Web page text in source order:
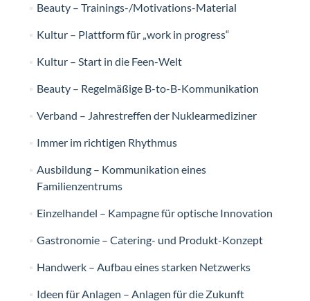
Beauty – Trainings-/Motivations-Material
Kultur – Plattform für „work in progress“
Kultur – Start in die Feen-Welt
Beauty – Regelmäßige B-to-B-Kommunikation
Verband – Jahrestreffen der Nuklearmediziner
Immer im richtigen Rhythmus
Ausbildung – Kommunikation eines
Familienzentrums
Einzelhandel – Kampagne für optische Innovation
Gastronomie – Catering- und Produkt-Konzept
Handwerk – Aufbau eines starken Netzwerks
Ideen für Anlagen – Anlagen für die Zukunft